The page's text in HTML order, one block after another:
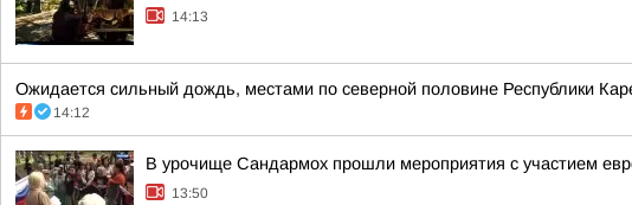
14:13
Ожидается сильный дождь, местами по северной половине Республики
14:12
В урочище Сандармох прошли мероприятия с участием
13:50